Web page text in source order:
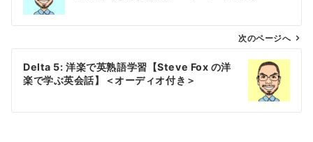
ン
次のページへ
Delta 5: 洋楽で英熟語学習【Steve Fox の洋
楽で学ぶ英会話】＜オーディオ付き＞